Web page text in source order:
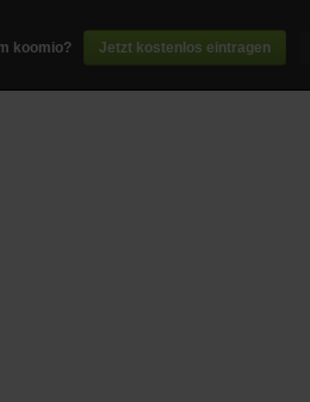
koomio? Jetzt kostenlos eintragen